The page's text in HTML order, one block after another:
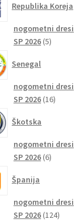
Republika Koreja
nogometni dresi
SP 2026 55
Senegal
nogometni dresi
SP 2026 1616
Škotska
nogometni dresi
SP 2026 66
Španija
nogometni dresi
SP 2026 124124